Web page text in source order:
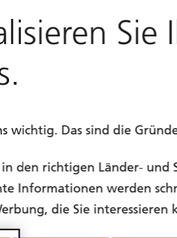
wichtig. Das sind die
den richtigen Länder- und
Informationen werden
die Sie interessieren